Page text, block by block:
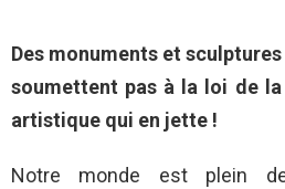
Des monuments et
soumettent pas à la loi de
artistique qui en jette !
Notre monde est plein